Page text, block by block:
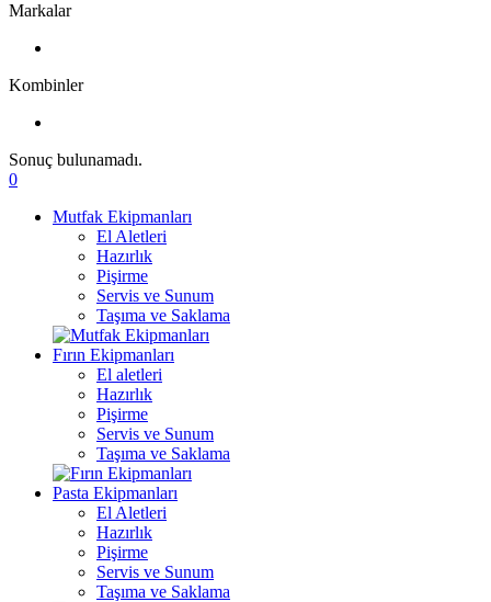
Markalar
Kombinler
Sonuç bulunamadı.
0
Mutfak Ekipmanları
El Aletleri
Hazırlık
Pişirme
Servis ve Sunum
Taşıma ve Saklama
Fırın Ekipmanları
El aletleri
Hazırlık
Pişirme
Servis ve Sunum
Taşıma ve Saklama
Pasta Ekipmanları
El Aletleri
Hazırlık
Pişirme
Servis ve Sunum
Taşıma ve Saklama